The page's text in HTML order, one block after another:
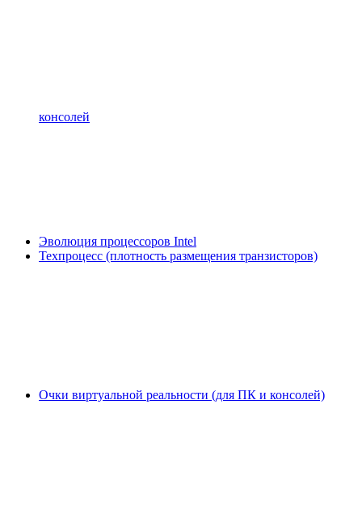
консолей
Эволюция процессоров Intel
Техпроцесс (плотность размещения транзисторов)
Очки виртуальной реальности (для ПК и консолей)